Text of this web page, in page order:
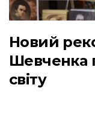
Новий
Шевченка
світу